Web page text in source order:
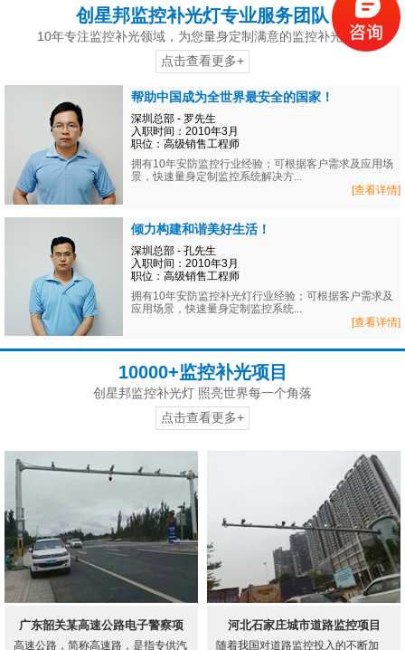
创星邦监控补光灯专业服务团队
10年专注监控补光领域，为您量身定制满意的监控补光方案
点击查看更多+
帮助中国成为全世界最安全的国家！
深圳总部 - 罗先生
入职时间：2010年3月
职位：高级销售工程师
拥有10年安防监控行业经验；可根据客户需求及应用场
景，快速量身定制监控系统解决方...
[查看详情]
倾力构建和谐美好生活！
深圳总部 - 孔先生
入职时间：2010年3月
职位：高级销售工程师
拥有10年安防监控补光灯行业经验；可根据客户需求及
应用场景，快速量身定制监控系统...
[查看详情]
10000+监控补光项目
创星邦监控补光灯 照亮世界每一个角落
点击查看更多+
广东韶关某高速公路电子警察项
目
高速公路，简称高速路，是指专供汽
河北石家庄城市道路监控项目
随着我国对道路监控投入的不断加